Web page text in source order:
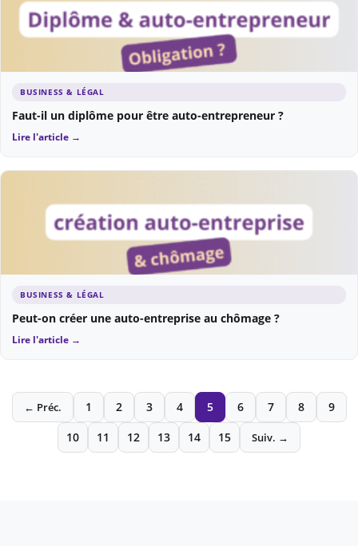
BUSINESS & LÉGAL
Faut-il un diplôme pour être auto-entrepreneur ?
Lire l'article →
BUSINESS & LÉGAL
Peut-on créer une auto-entreprise au chômage ?
Lire l'article →
← Préc. 1 2 3 4 5 6 7 8
9
10
11 12 13 14 15 Suiv. →